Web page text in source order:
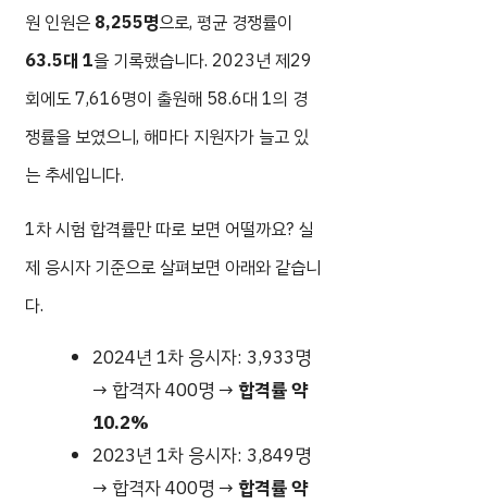
원 인원은 8,255명으로, 평균 경쟁률이
63.5대 1을 기록했습니다. 2023년 제29
회에도 7,616명이 출원해 58.6대 1의 경
쟁률을 보였으니, 해마다 지원자가 늘고 있
는 추세입니다.
1차 시험 합격률만 따로 보면 어떨까요? 실
제 응시자 기준으로 살펴보면 아래와 같습니
다.
2024년 1차 응시자: 3,933명
→ 합격자 400명 →합격률 약
10.2%
2023년 1차 응시자: 3,849명
→ 합격자 400명 →합격률 약